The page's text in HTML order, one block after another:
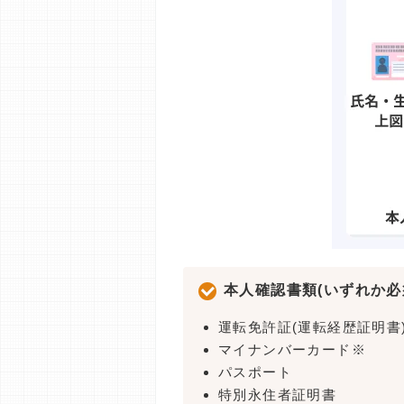
本人確認書類(いずれか
運転免許証(運転経歴証明
マイナンバーカード※
パスポート
特別永住者証明書